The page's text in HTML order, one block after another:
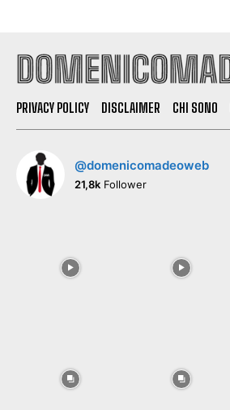
PRIVACY POLICY DISCLAIMER CHI SONO
@domenicomadeoweb
21,8k Follower